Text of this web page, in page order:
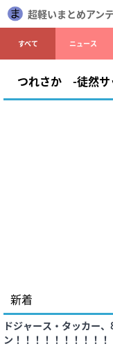
超軽いまとめアン
すべて ニュース
つれさか -徒然サ
新着
ドジャース・タッカー
ン！！！！！！！！！！